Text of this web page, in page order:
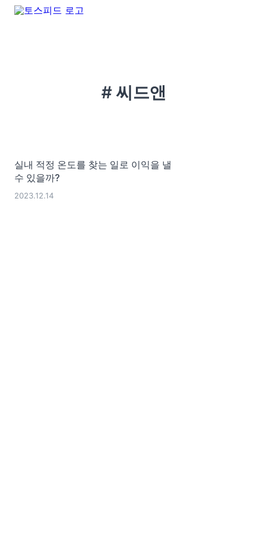
# 씨드앤
실내 적정 온도를 찾는 일로 이익을 낼
수 있을까?
2023.12.14